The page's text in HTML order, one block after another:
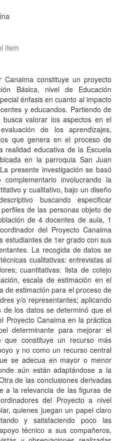
ítem
Canaima constituye un proyecto
Básica, nivel de Educación
énfasis en cuanto al impacto
y educandos. Partiendo de
valorar los aspectos en el
de los aprendizajes,
que genera en el proceso de
realidad educativa de la Escuela
en la parroquia San Juan
presente investigación se basó
involucrando la
y cualitativo, bajo un diseño
buscando especificar
de las personas objeto de
de 4 docentes de aula, 1
del Proyecto Canaima
estudiantes de 1er grado con sus
La recogida de datos se
cualitativas: entrevistas al
cuantitativas: lista de cotejo
escala de estimación en el
de estimación para el proceso de
y/o representantes; aplicando
de los datos se determinó que el
Proyecto Canaima en la práctica
determinante para mejorar el
que constituye un recurso más
y no como un recurso central
se adecua en mayor o menor
aún están adaptándose a la
de las conclusiones derivadas
a la relevancia de las figuras de
del Proyecto a nivel
quienes juegan un papel claro
y satisfaciendo poco las
técnico a sus compañeros,